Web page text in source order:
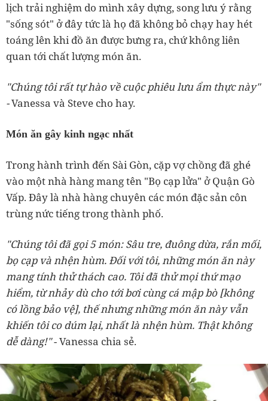
lịch trải nghiệm do mình xây dựng, song lưu ý rằng
"sống sót" ở đây tức là họ đã không bỏ chạy hay hét
toáng lên khi đồ ăn được bưng ra, chứ không liên
quan tới chất lượng món ăn.
"Chúng tôi rất tự hào về cuộc phiêu lưu ẩm thực này"
-Vanessa và Steve cho hay.
Món ăn gây kinh ngạc nhất
Trong hành trình đến Sài Gòn, cặp vợ chồng đã ghé
vào một nhà hàng mang tên "Bọ cạp lửa" ở Quận Gò
Vấp. Đây là nhà hàng chuyên các món đặc sản côn
trùng nức tiếng trong thành phố.
"Chúng tôi đã gọi 5 món: Sâu tre, đuông dừa, rắn mối,
bọ cạp và nhện hùm. Đối với tôi, những món ăn này
mang tính thử thách cao. Tôi đã thử mọi thứ mạo
hiểm, từ nhảy dù cho tới bơi cùng cá mập bò [không
có lồng bảo vệ], thế nhưng những món ăn này vẫn
khiến tôi co dúm lại, nhất là nhện hùm. Thật không
dễ dàng!"- Vanessa chia sẻ.